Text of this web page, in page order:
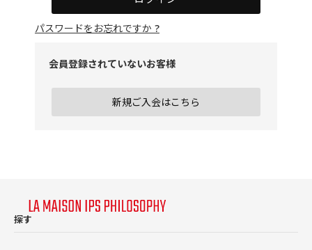
パスワードをお忘れですか ?
会員登録されていないお客様
新規ご入会はこちら
探す